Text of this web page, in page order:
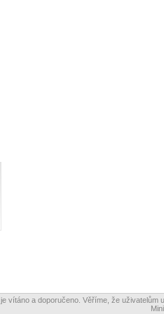
je vítáno a doporučeno. Věříme, že uživatelům